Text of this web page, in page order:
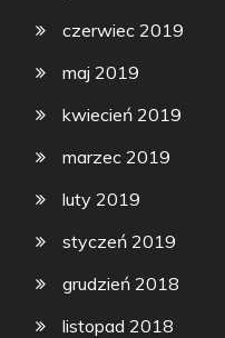
czerwiec 2019
maj 2019
kwiecień 2019
marzec 2019
luty 2019
styczeń 2019
grudzień 2018
listopad 2018